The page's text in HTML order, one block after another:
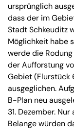
ursprünglich
dass der im
Stadt Schkeuditz
Möglichkeit habe
werde die
der Aufforstung
Gebiet (Flurstück
ausgeglichen.
B-Plan neu
31. Dezember.
Belange würden